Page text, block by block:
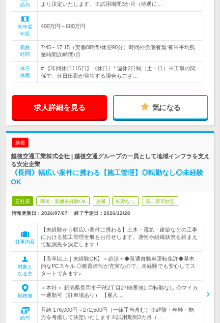
給与
より決定いたします。※試用期間3か月（待遇に…
初年度
年収
400万円～600万円
勤務
時間
7:45～17:15（実働8時間/休憩90分）時間外労働有無:有※平均残
業時間20時間/月
休日
休暇
# 【年間休日115日】《休日》* 週休2日制（土・日）※工事の関
係で、休日出勤が発生する場合もござ…
求人詳細を見る 気になる
新着
越後交通工業株式会社 | 越後交通グループの一員として地域インフラを支え
る安定企業
《長岡》幅広い案件に携わる【施工管理】◎転勤なし◎未経験
OK
正社員 職種・業種未経験OK 急募 転勤なし 第二新卒歓迎
情報更新日：2026/07/07 終了予定日： 2026/12/28
仕事内容
【未経験から幅広い案件に携わる】土木・電気・建築などの工事
における施工管理全般をお任せします。適性や組織状況を踏まえ
て配属先を決定します！
対象と
なる方
【高卒以上｜未経験OK】＜必須＞◆普通自動車運転免許◆基本
的なPCスキル ◎教育体制が充実なので、未経験でも安心してス
タートできます♪
勤務地
＜本社＞ 新潟県長岡市千秋2丁目2788番地1 ◎転勤なし ◎マイカ
ー通勤可（駐車場あり） 【雇入…
給与
月給 176,000円～272,500円（一律手当含む）※経験・年齢・能
力を考慮して決定いたします※試用期間3カ月（…